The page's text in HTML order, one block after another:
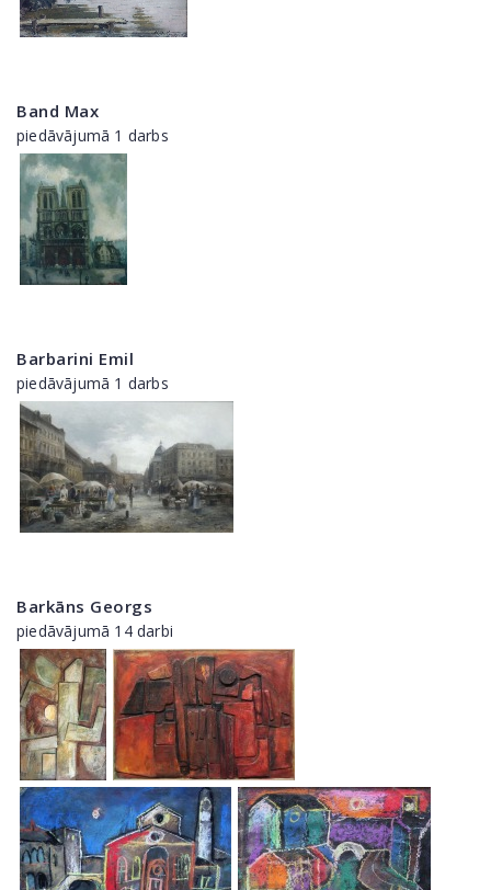
Band Max
piedāvājumā 1 darbs
Barbarini Emil
piedāvājumā 1 darbs
Barkāns Georgs
piedāvājumā 14 darbi